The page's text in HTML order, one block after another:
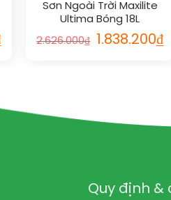
Sơn Ngoài Trời Maxilite
Ultima Bóng 18L
2.626.000₫ 1.838.200₫
Quy định &